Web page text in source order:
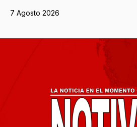
7 Agosto 2026